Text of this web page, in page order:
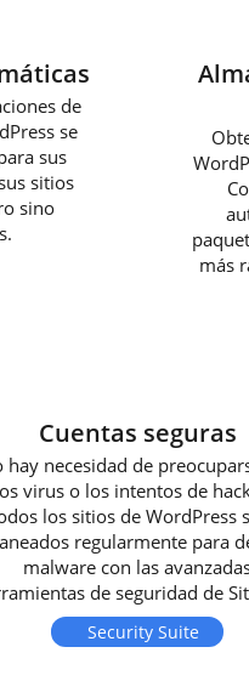
de
se
sus
sitios
sino
más
Cuentas seguras
hay necesidad de
virus o los intentos de
los sitios de WordPress
regularmente para
malware con las
de seguridad de
Security Suite